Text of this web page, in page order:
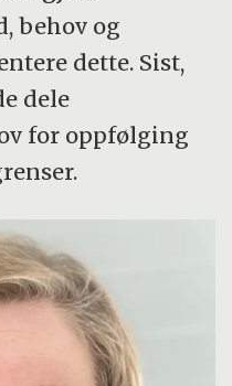
behov og
dette. Sist,
dele
for oppfølging